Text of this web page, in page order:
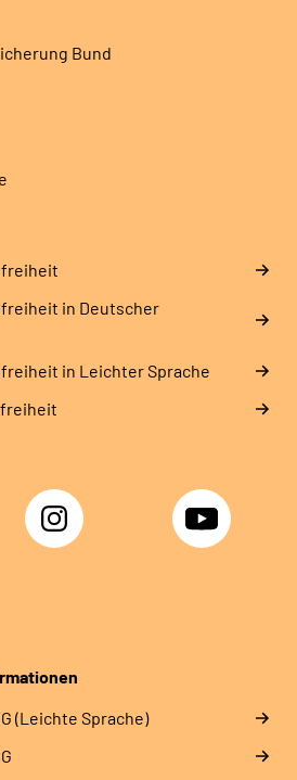
Bund
in Deutscher
in Leichter Sprache
Instagram YouTube
(Leichte Sprache)